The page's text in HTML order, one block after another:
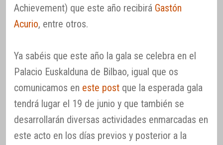
Achievement) que este año recibirá Gastón
Acurio, entre otros.
Ya sabéis que este año la gala se celebra en el
Palacio Euskalduna de Bilbao, igual que os
comunicamos en este post que la esperada gala
tendrá lugar el 19 de junio y que también se
desarrollarán diversas actividades enmarcadas en
este acto en los días previos y posterior a la